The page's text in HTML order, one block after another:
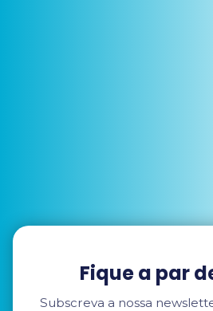
Fique a par
Subscreva a nossa